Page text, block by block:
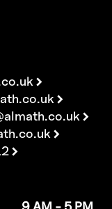
9 AM - 5 PM